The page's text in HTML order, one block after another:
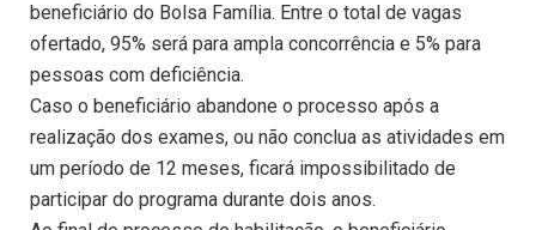
beneficiário do Bolsa Família. Entre o total de vagas
ofertado, 95% será para ampla concorrência e 5% para
pessoas com deficiência.
Caso o beneficiário abandone o processo após a
realização dos exames, ou não conclua as atividades em
um período de 12 meses, ficará impossibilitado de
participar do programa durante dois anos.